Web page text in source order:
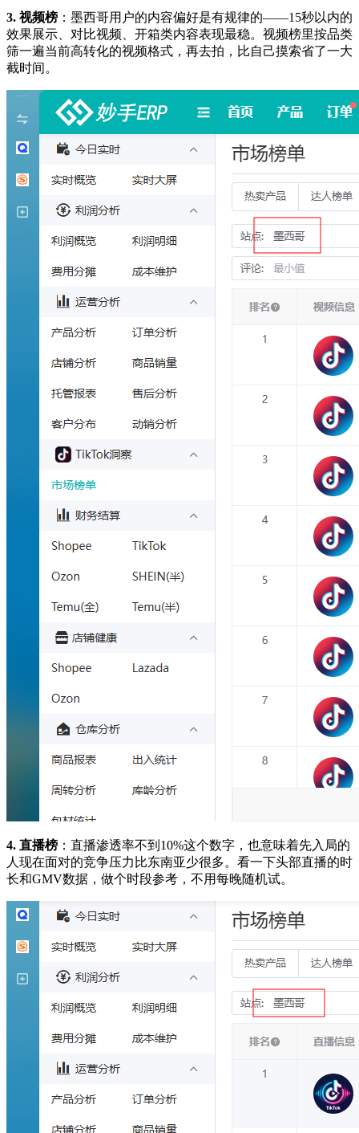
3. 视频榜 ：墨西哥用户的内容偏好是有规律的——15秒以内的
效果展示、对比视频、开箱类内容表现最稳。视频榜里按品类
筛一遍当前高转化的视频格式，再去拍，比自己摸索省了一大
截时间。
4. 直播榜 ：直播渗透率不到10%这个数字，也意味着先入局的
人现在面对的竞争压力比东南亚少很多。看一下头部直播的时
长和GMV数据，做个时段参考，不用每晚随机试。